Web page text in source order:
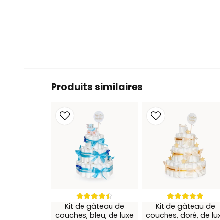
Produits similaires
Kit de gâteau de
couches, bleu, de luxe
Kit de gâteau de
couches, doré, de